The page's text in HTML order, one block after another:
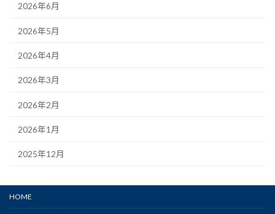
2026年6月
2026年5月
2026年4月
2026年3月
2026年2月
2026年1月
2025年12月
HOME